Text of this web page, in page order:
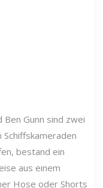
Ben Gunn sind zwei
Schiffskameraden
bestand ein
aus einem
Hose oder Shorts